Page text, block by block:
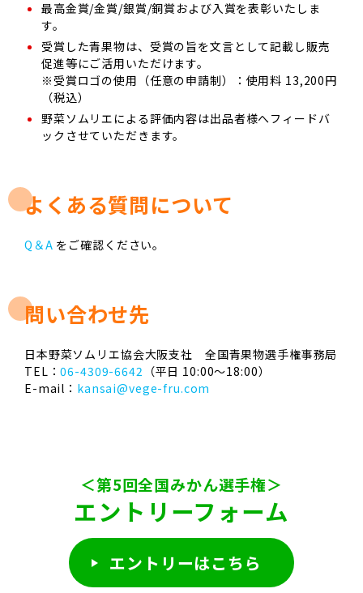
最高金賞/金賞/銀賞/銅賞および入賞を表彰いたしま
す。
受賞した青果物は、受賞の旨を文言として記載し販売
促進等にご活用いただけます。
※受賞ロゴの使用（任意の申請制）：使用料 13,200円
（税込）
野菜ソムリエによる評価内容は出品者様へフィードバ
ックさせていただきます。
よくある質問について
Q＆A をご確認ください。
問い合わせ先
日本野菜ソムリエ協会大阪支社 全国青果物選手権事務局
TEL：06-4309-6642 （平日 10:00～18:00）
E-mail： kansai@vege-fru.com
＜第5回全国みかん選手権＞
エントリーフォーム
エントリーはこちら